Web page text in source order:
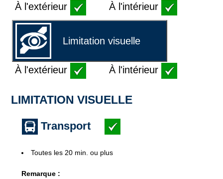
À l'extérieur À l'intérieur
Limitation visuelle
À l'extérieur À l'intérieur
LIMITATION VISUELLE
Transport
Toutes les 20 min. ou plus
Remarque :